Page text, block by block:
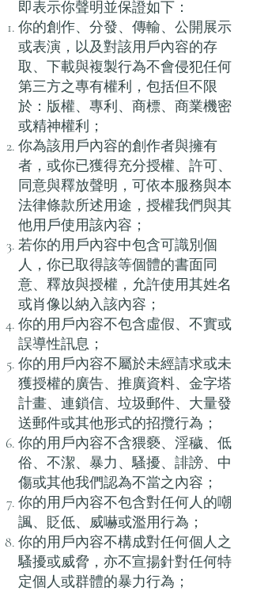
即表示你聲明並保證如下：
你的創作、分發、傳輸、公開展示
或表演，以及對該用戶內容的存
取、下載與複製行為不會侵犯任何
第三方之專有權利，包括但不限
於：版權、專利、商標、商業機密
或精神權利；
你為該用戶內容的創作者與擁有
者，或你已獲得充分授權、許可、
同意與釋放聲明，可依本服務與本
法律條款所述用途，授權我們與其
他用戶使用該內容；
若你的用戶內容中包含可識別個
人，你已取得該等個體的書面同
意、釋放與授權，允許使用其姓名
或肖像以納入該內容；
你的用戶內容不包含虛假、不實或
誤導性訊息；
你的用戶內容不屬於未經請求或未
獲授權的廣告、推廣資料、金字塔
計畫、連鎖信、垃圾郵件、大量發
送郵件或其他形式的招攬行為；
你的用戶內容不含猥褻、淫穢、低
俗、不潔、暴力、騷擾、誹謗、中
傷或其他我們認為不當之內容；
你的用戶內容不包含對任何人的嘲
諷、貶低、威嚇或濫用行為；
你的用戶內容不構成對任何個人之
騷擾或威脅，亦不宣揚針對任何特
定個人或群體的暴力行為；